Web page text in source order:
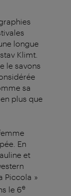
longue
Klimt.
le savons
sa
plus que
En
et
Piccola »
le 6e